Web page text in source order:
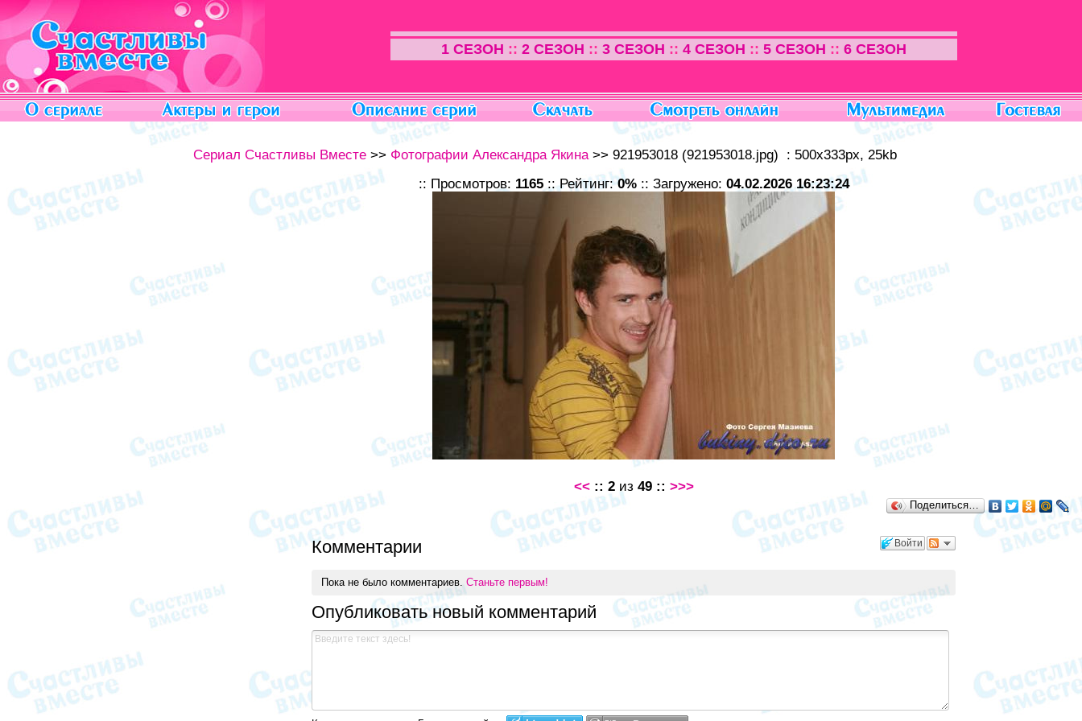
1 СЕЗОН :: 2 СЕЗОН :: 3 СЕЗОН :: 4 СЕЗОН :: 5 СЕЗОН :: 6 СЕЗОН
Сериал Счастливы Вместе >> Фотографии Александра Якина >> 921953018 (921953018.jpg) : 500x333px, 25kb
:: Просмотров: 1165:: Рейтинг:0%:: Загружено: 04.02.2026 16:23:24
<<:: 2из 49 :: >>>
Поделиться…
Войти
Комментарии
Пока не было комментариев. Станьте первым!
Опубликовать новый комментарий